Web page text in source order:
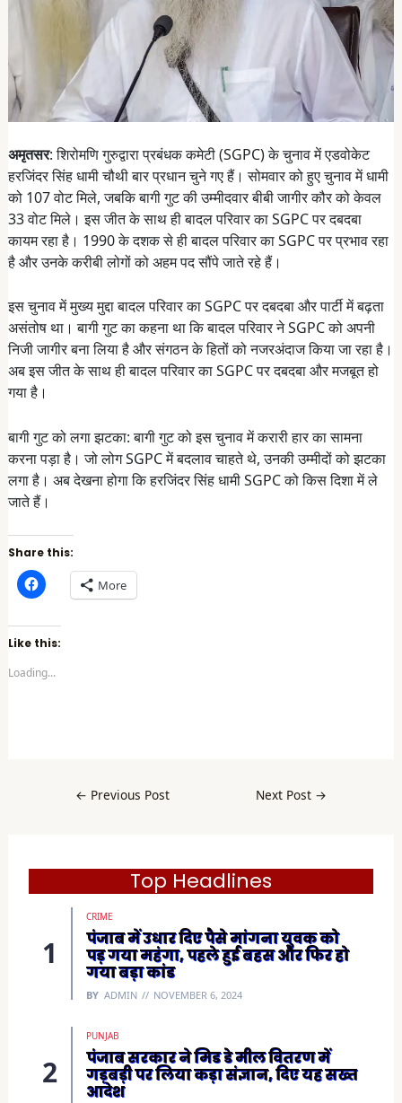
अमृतसर: शिरोमणि गुरुद्वारा प्रबंधक कमेटी (SGPC) के चुनाव में एडवोकेट
हरजिंदर सिंह धामी चौथी बार प्रधान चुने गए हैं। सोमवार को हुए चुनाव में धामी
को 107 वोट मिले, जबकि बागी गुट की उम्मीदवार बीबी जागीर कौर को केवल
33 वोट मिले। इस जीत के साथ ही बादल परिवार का SGPC पर दबदबा
कायम रहा है। 1990 के दशक से ही बादल परिवार का SGPC पर प्रभाव रहा
है और उनके करीबी लोगों को अहम पद सौंपे जाते रहे हैं।
इस चुनाव में मुख्य मुद्दा बादल परिवार का SGPC पर दबदबा और पार्टी में बढ़ता
असंतोष था। बागी गुट का कहना था कि बादल परिवार ने SGPC को अपनी
निजी जागीर बना लिया है और संगठन के हितों को नजरअंदाज किया जा रहा है।
अब इस जीत के साथ ही बादल परिवार का SGPC पर दबदबा और मजबूत हो
गया है।
बागी गुट को लगा झटका: बागी गुट को इस चुनाव में करारी हार का सामना
करना पड़ा है। जो लोग SGPC में बदलाव चाहते थे, उनकी उम्मीदों को झटका
लगा है। अब देखना होगा कि हरजिंदर सिंह धामी SGPC को किस दिशा में ले
जाते हैं।
Share this:
C
l
k
t
o
h
e
s
e
w
More
Like this:
Loading...
← Previous Post Next Post →
Top Headlines
CRIME
पंजाब में उधार दिए पैसे मांगना युवक को
पड़ गया महंगा, पहले हुई बहस और फिर हो
गया बड़ा कांड
BY ADMIN NOVEMBER 6, 2024
PUNJAB
पंजाब सरकार ने मिड डे मील वितरण में
गड़बड़ी पर लिया कड़ा संज्ञान, दिए यह सख्त
आदेश